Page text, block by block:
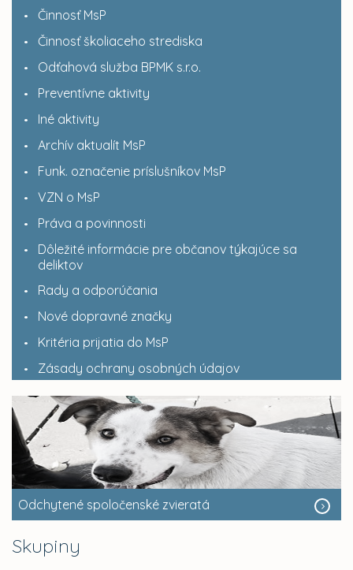
Činnosť MsP
Činnosť školiaceho strediska
Odťahová služba BPMK s.r.o.
Preventívne aktivity
Iné aktivity
Archív aktualít MsP
Funk. označenie príslušníkov MsP
VZN o MsP
Práva a povinnosti
Dôležité informácie pre občanov týkajúce sa
deliktov
Rady a odporúčania
Nové dopravné značky
Kritéria prijatia do MsP
Zásady ochrany osobných údajov
Odchytené spoločenské zvieratá
Skupiny